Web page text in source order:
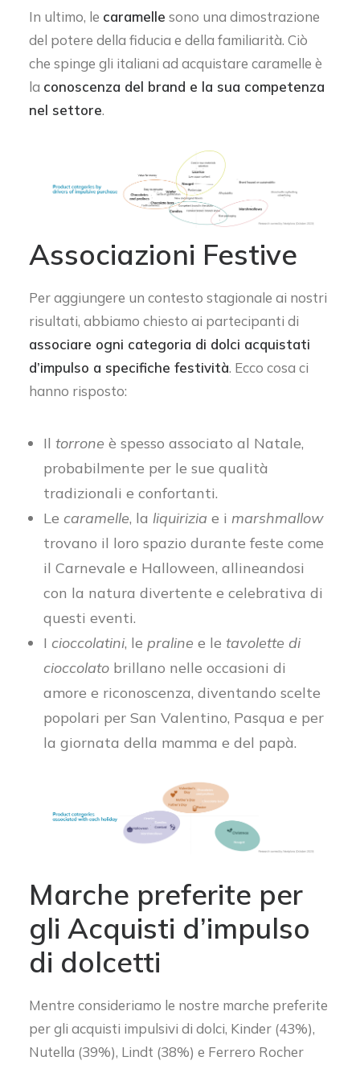
In ultimo, le caramelle sono una dimostrazione
del potere della fiducia e della familiarità. Ciò
che spinge gli italiani ad acquistare caramelle è
la conoscenza del brand e la sua competenza
nel settore.
Associazioni Festive
Per aggiungere un contesto stagionale ai nostri
risultati, abbiamo chiesto ai partecipanti di
associare ogni categoria di dolci acquistati
d’impulso a specifiche festività. Ecco cosa ci
hanno risposto:
Il torrone è spesso associato al Natale,
probabilmente per le sue qualità
tradizionali e confortanti.
Le caramelle, la liquirizia e i marshmallow
trovano il loro spazio durante feste come
il Carnevale e Halloween, allineandosi
con la natura divertente e celebrativa di
questi eventi.
I cioccolatini, le praline e le tavolette di
cioccolato brillano nelle occasioni di
amore e riconoscenza, diventando scelte
popolari per San Valentino, Pasqua e per
la giornata della mamma e del papà.
Marche preferite per
gli Acquisti d’impulso
di dolcetti
Mentre consideriamo le nostre marche preferite
per gli acquisti impulsivi di dolci, Kinder (43%),
Nutella (39%), Lindt (38%) e Ferrero Rocher